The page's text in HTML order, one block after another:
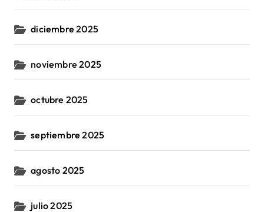
diciembre 2025
noviembre 2025
octubre 2025
septiembre 2025
agosto 2025
julio 2025